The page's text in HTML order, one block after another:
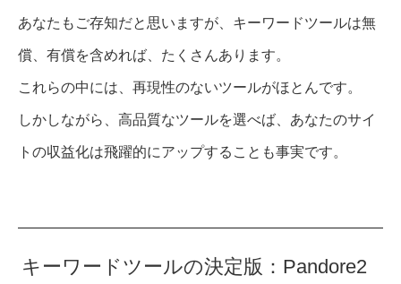
あなたもご存知だと思いますが、キーワードツールは無
償、有償を含めれば、たくさんあります。
これらの中には、再現性のないツールがほとんです。
しかしながら、高品質なツールを選べば、あなたのサイ
トの収益化は飛躍的にアップすることも事実です。
キーワードツールの決定版：Pandore2